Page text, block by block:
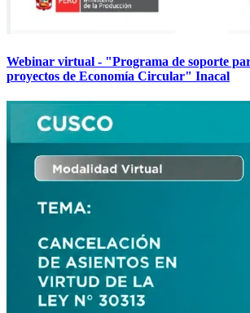
Webinar virtual - "Programa de soporte
proyectos de Economía Circular" Inacal